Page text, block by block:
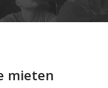
mieten